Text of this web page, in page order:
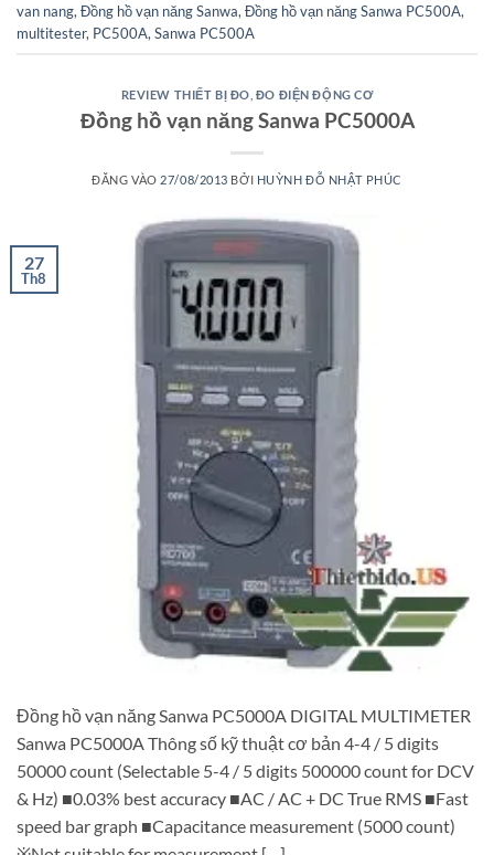
van nang,Đồng hồ vạn năng Sanwa,Đồng hồ vạn năng Sanwa PC500A,
multitester, PC500A,Sanwa PC500A
REVIEW THIẾT BỊ ĐO ĐO ĐIỆN ĐỘNG CƠ
Đồng hồ vạn năng Sanwa PC5000A
ĐĂNG VÀO 27/08/2013 BỞI HUỲNH ĐỖ NHẬT PHÚC
27
Th8
Đồng hồ vạn năng Sanwa PC5000A DIGITAL MULTIMETER
Sanwa PC5000A Thông số kỹ thuật cơ bản 4-4 / 5 digits
50000 count (Selectable 5-4 / 5 digits 500000 count for DCV
& Hz) ■0.03% best accuracy ■AC / AC + DC True RMS ■Fast
speed bar graph ■Capacitance measurement (5000 count)